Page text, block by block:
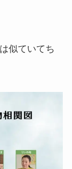
似ていてち